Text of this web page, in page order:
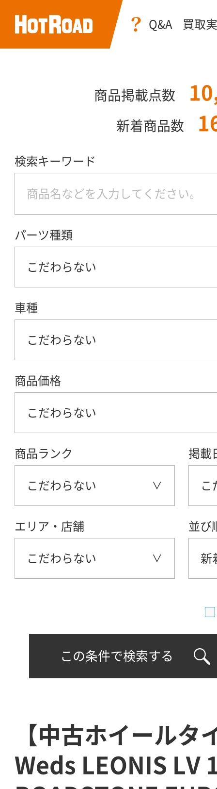
Q&A 買取
商品掲載点数
新着商品数
検索キーワード
パーツ種類
こだわらない
車種
こだわらない
商品価格
こだわらない
商品ランク
こだわらない
掲載
こ
エリア・店舗
こだわらない
並び
新
この条件で検索する
【中古ホイールタ
Weds LEONIS LV